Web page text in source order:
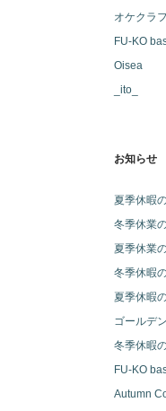
オケクラ
FU-KO
Oisea
_ito_
お知らせ
夏季休暇
冬季休業
夏季休業
冬季休暇
夏季休暇
ゴールデ
冬季休暇
FU-KO
Autumn